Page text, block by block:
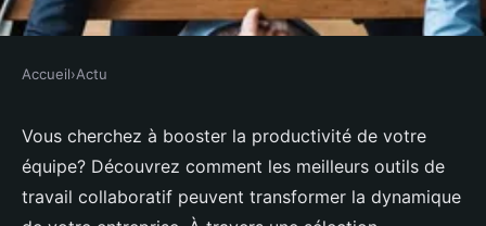
Augmentez la productivité avec
les meilleurs outils de travail
collaboratif
Accueil›Actu
Vous cherchez à booster la productivité de votre
équipe? Découvrez comment les meilleurs outils de
travail collaboratif peuvent transformer la dynamique